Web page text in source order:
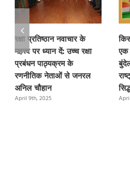
रक्षा प्रतिष्ठान नवाचार के
महत्त्व पर ध्यान दें: उच्च रक्षा
प्रबंधन पाठ्यक्रम के
रणनीतिक नेताओं से जनरल
अनिल चौहान
April 9th, 2025
एक